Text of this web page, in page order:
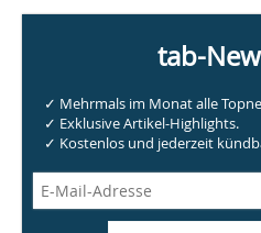
tab-
✓ Mehrmals im Monat alle
✓ Exklusive Artikel-Highlights.
✓ Kostenlos und jederzeit